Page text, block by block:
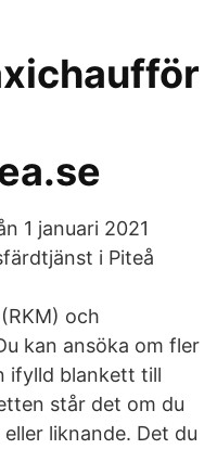
1 januari 2021
i Piteå
och
kan ansöka om fler
ifylld blankett till
står det om du
liknande. Det du